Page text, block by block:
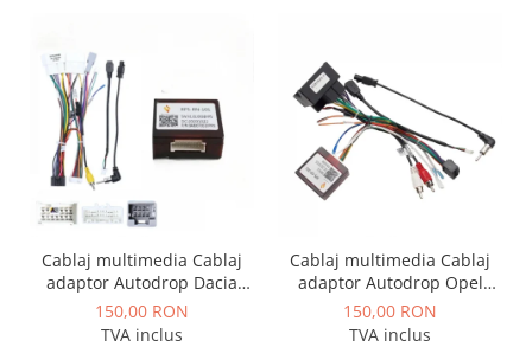
Cablaj multimedia Cablaj
adaptor Autodrop Dacia
Logan / Sandero pentru
Navigatii multimedia
150,00 RON
TVA inclus
Cablaj multimedia Cablaj
adaptor Autodrop Opel
pentru Navigatii
multimedia Android
150,00 RON
TVA inclus